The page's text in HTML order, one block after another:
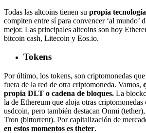
Todas las altcoins tienen su propia
compiten entre sí para convencer ‘al mundo’
mejor. Las principales altcoins son hoy
bitcoin cash, Litecoin y Eos.io.
Tokens
Por último, los tokens, son criptomonedas
fuera de la red de otra criptomoneda. Vamos,
propia DLT o cadena de bloques. La
la de Ethereum que aloja otras
usdcoin, pero también destacan Onmi
Tron (bittorrent). Por capitalización de
en estos momentos es theter.